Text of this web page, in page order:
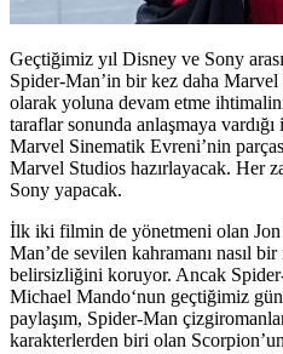
Geçtiğimiz yıl Disney ve Sony
Spider-Man’in bir kez daha Marvel
olarak yoluna devam etme
taraflar sonunda anlaşmaya
Marvel Sinematik Evreni’nin
Marvel Studios hazırlayacak. Her
Sony yapacak.
İlk iki filmin de yönetmeni olan Jon
Man’de sevilen kahramanı nasıl
belirsizliğini koruyor. Ancak
Michael Mando‘nun geçtiğimiz
paylaşım, Spider-Man
karakterlerden biri olan